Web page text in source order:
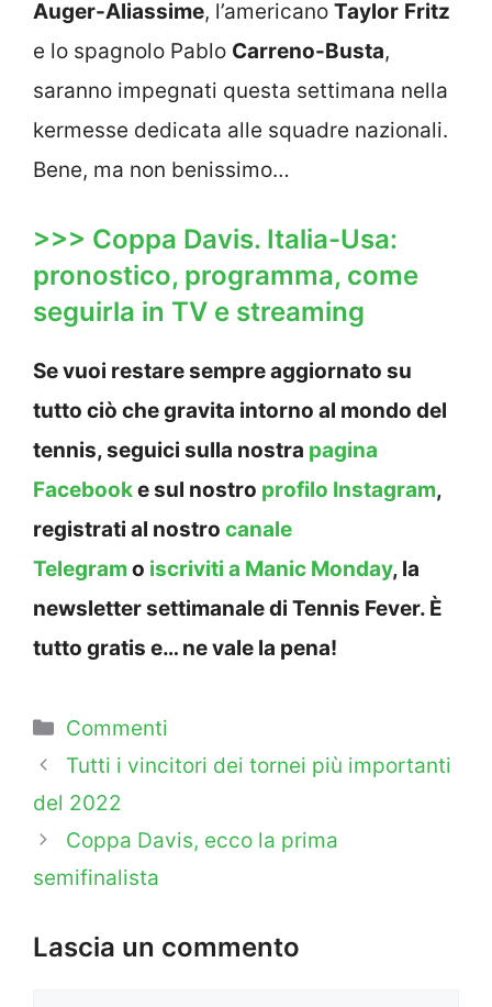
Auger-Aliassime, l’americano Taylor Fritz
e lo spagnolo Pablo Carreno-Busta,
saranno impegnati questa settimana nella
kermesse dedicata alle squadre nazionali.
Bene, ma non benissimo…
>>> Coppa Davis. Italia-Usa:
pronostico, programma, come
seguirla in TV e streaming
Se vuoi restare sempre aggiornato su
tutto ciò che gravita intorno al mondo del
tennis, seguici sulla nostra pagina
Facebooke sul nostro profilo Instagram,
registrati al nostro canale
Telegramo iscriviti a Manic Monday, la
newsletter settimanale di Tennis Fever. È
tutto gratis e… ne vale la pena!
Categorie
Commenti
Tutti i vincitori dei tornei più importanti
del 2022
Coppa Davis, ecco la prima
semifinalista
Lascia un commento